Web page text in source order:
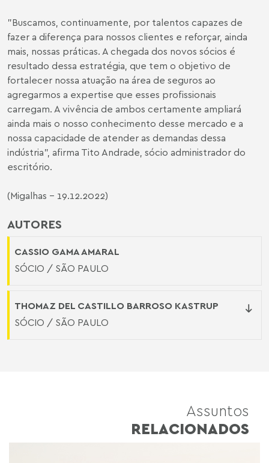
AUTORES
CASSIO GAMA AMARAL
SÓCIO / SÃO PAULO
THOMAZ DEL CASTILLO BARROSO KASTRUP
SÓCIO / SÃO PAULO
"Buscamos, continuamente, por talentos capazes de
fazer a diferença para nossos clientes e reforçar, ainda
mais, nossas práticas. A chegada dos novos sócios é
resultado dessa estratégia, que tem o objetivo de
fortalecer nossa atuação na área de seguros ao
agregarmos a expertise que esses profissionais
carregam. A vivência de ambos certamente ampliará
ainda mais o nosso conhecimento desse mercado e a
nossa capacidade de atender as demandas dessa
indústria", afirma Tito Andrade, sócio administrador do
escritório.
(Migalhas - 19.12.2022)
Assuntos
RELACIONADOS